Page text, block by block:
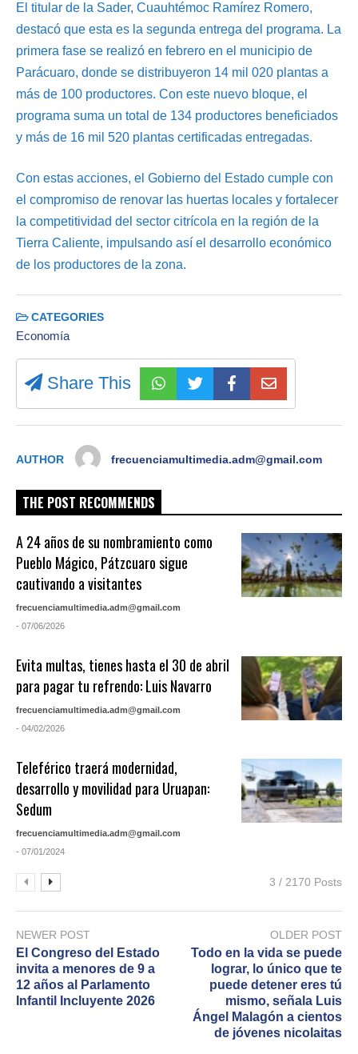
El titular de la Sader, Cuauhtémoc Ramírez Romero,
destacó que esta es la segunda entrega del programa. La
primera fase se realizó en febrero en el municipio de
Parácuaro, donde se distribuyeron 14 mil 020 plantas a
más de 100 productores. Con este nuevo bloque, el
programa suma un total de 134 productores beneficiados
y más de 16 mil 520 plantas certificadas entregadas.
Con estas acciones, el Gobierno del Estado cumple con
el compromiso de renovar las huertas locales y fortalecer
la competitividad del sector citrícola en la región de la
Tierra Caliente, impulsando así el desarrollo económico
de los productores de la zona.
CATEGORIES
Economía
Share This
AUTHOR frecuenciamultimedia.adm@gmail.com
THE POST RECOMMENDS
A 24 años de su nombramiento como
Pueblo Mágico, Pátzcuaro sigue
cautivando a visitantes
frecuenciamultimedia.adm@gmail.com
- 07/06/2026
Evita multas, tienes hasta el 30 de abril
para pagar tu refrendo: Luis Navarro
frecuenciamultimedia.adm@gmail.com
- 04/02/2026
Teleférico traerá modernidad,
desarrollo y movilidad para Uruapan:
Sedum
frecuenciamultimedia.adm@gmail.com
- 07/01/2024
3 / 2170 Posts
NEWER POST
El Congreso del Estado
invita a menores de 9 a
12 años al Parlamento
Infantil Incluyente 2026
OLDER POST
Todo en la vida se puede
lograr, lo único que te
puede detener eres tú
mismo, señala Luis
Ángel Malagón a cientos
de jóvenes nicolaitas